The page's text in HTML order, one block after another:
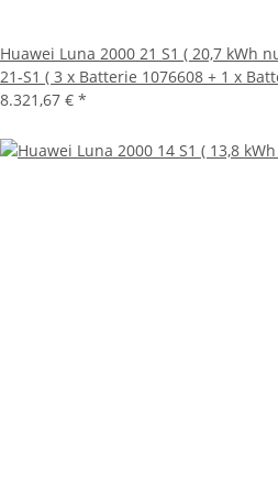
Huawei Luna 2000 21 S1 ( 20,7 kWh
21-S1 ( 3 x Batterie 1076608 + 1 x
8.321,67 € *